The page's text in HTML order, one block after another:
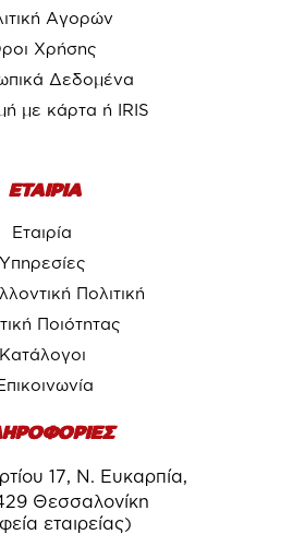
Αγορών
Χρήσης
Δεδομένα
με κάρτα ή IRIS
ΕΤΑΙΡΙΑ
Εταιρία
Υπηρεσίες
Πολιτική
Ποιότητας
Κατάλογοι
17, Ν. Ευκαρπία,
Θεσσαλονίκη
εταιρείας)